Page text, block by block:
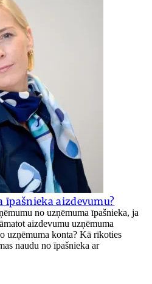
aizdevumu?
no uzņēmuma īpašnieka, ja
aizdevumu uzņēmuma
uzņēmuma konta? Kā rīkoties
naudu no īpašnieka ar